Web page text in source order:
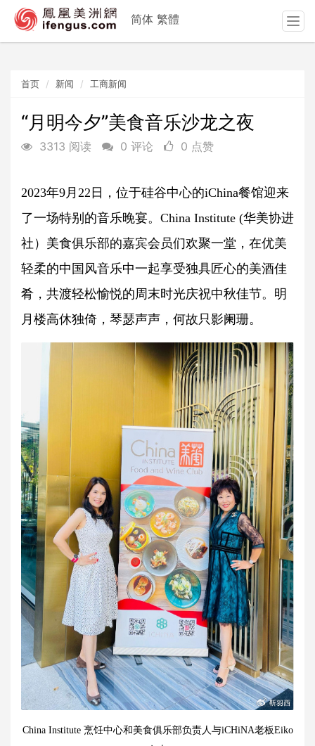
首页 新闻 工商新闻
“月明今夕”美食音乐沙龙之夜
3313 阅读 0 评论 0 点赞
2023年9月22日，位于硅谷中心的iChina餐馆迎来
了一场特别的音乐晚宴。China Institute (华美协进
社）美食俱乐部的嘉宾会员们欢聚一堂，在优美
轻柔的中国风音乐中一起享受独具匠心的美酒佳
肴，共渡轻松愉悦的周末时光庆祝中秋佳节。明
月楼高休独倚，琴瑟声声，何故只影阑珊。
China Institute 烹饪中心和美食俱乐部负责人与iCHiNA老板Eiko
简体 繁體
T
o
a
t
i